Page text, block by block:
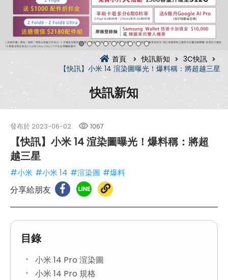
首頁 快訊新知
3C快訊
【快訊】小米 14 渲染圖曝光！爆料稱：將超越三星
快訊新知
發布於 2023-06-02 1067
【快訊】小米 14 渲染圖曝光！爆料稱：將超
越三星
#小米 #小米 14 #渲染圖 #爆料
分享給朋友
目錄
小米 14 Pro 渲染圖
小米 14 Pro 規格